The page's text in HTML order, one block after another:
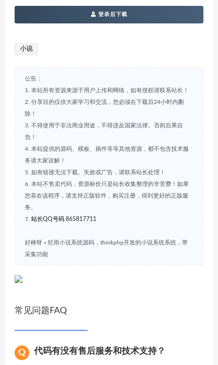
登录后下载
小说
公告：
1. 本站所有资源来源于用户上传和网络，如有侵权请联系站长！
2. 分享目的仅供大家学习和交流，您必须在下载后24小时内删
除！
3. 不得使用于非法商业用途，不得违反国家法律。否则后果自
负！
4. 本站提供的源码、模板、插件等等其他资源，都不包含技术服
务请大家谅解！
5. 如有链接无法下载、失效或广告，请联系站长处理！
6. 本站不售卖代码，资源标价只是站长收集整理的辛苦费！如果
您喜欢该程序，请支持正版软件，购买注册，得到更好的正版服
务。
7. 站长QQ号码 865817711
好棒呀 » 狂雨小说系统源码，thinkphp开发的小说系统系统，带
采集功能
常见问题FAQ
代码有没有售后服务和技术支持？